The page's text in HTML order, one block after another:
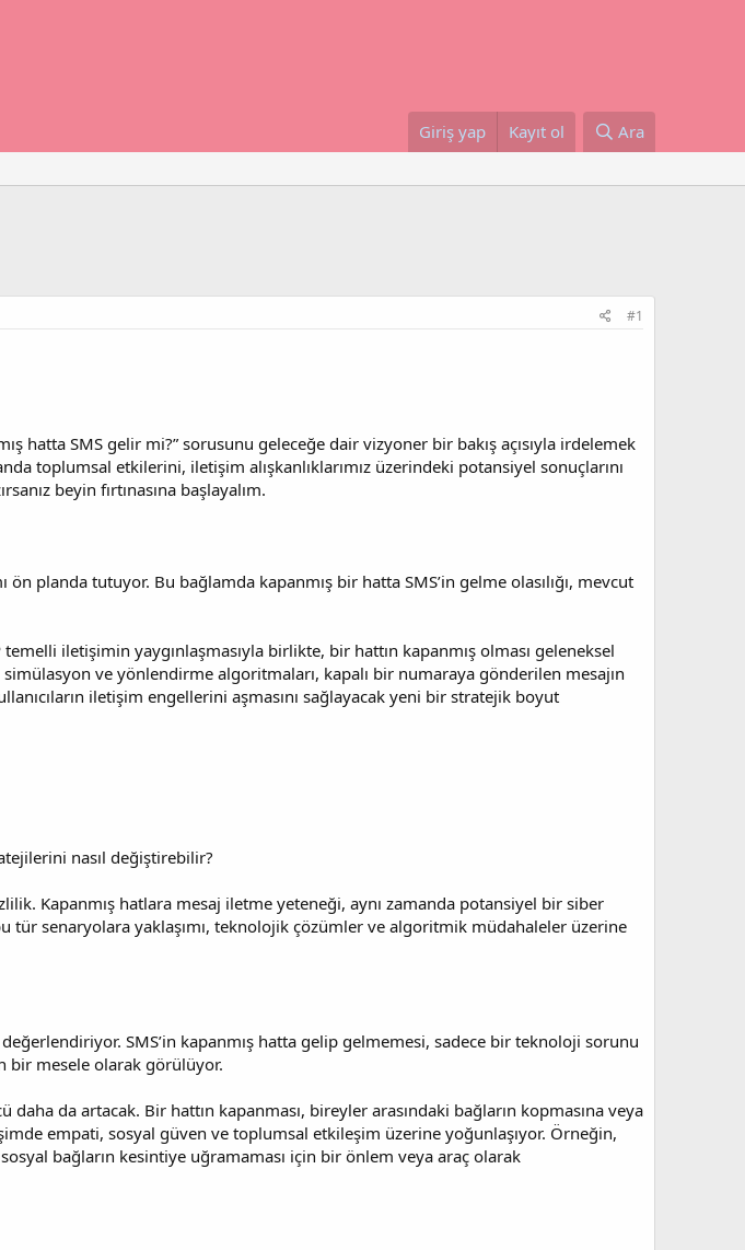
Giriş yap Kayıt ol Ara
#1
hatta SMS gelir mi?” sorusunu geleceğe dair vizyoner bir bakış açısıyla irdelemek
toplumsal etkilerini, iletişim alışkanlıklarımız üzerindeki potansiyel sonuçlarını
beyin fırtınasına başlayalım.
planda tutuyor. Bu bağlamda kapanmış bir hatta SMS’in gelme olasılığı, mevcut
iletişimin yaygınlaşmasıyla birlikte, bir hattın kapanmış olması geleneksel
ve yönlendirme algoritmaları, kapalı bir numaraya gönderilen mesajın
iletişim engellerini aşmasını sağlayacak yeni bir stratejik boyut
nasıl değiştirebilir?
Kapanmış hatlara mesaj iletme yeteneği, aynı zamanda potansiyel bir siber
tür senaryolara yaklaşımı, teknolojik çözümler ve algoritmik müdahaleler üzerine
SMS’in kapanmış hatta gelip gelmemesi, sadece bir teknoloji sorunu
bir mesele olarak görülüyor.
da artacak. Bir hattın kapanması, bireyler arasındaki bağların kopmasına veya
empati, sosyal güven ve toplumsal etkileşim üzerine yoğunlaşıyor. Örneğin,
bağların kesintiye uğramaması için bir önlem veya araç olarak